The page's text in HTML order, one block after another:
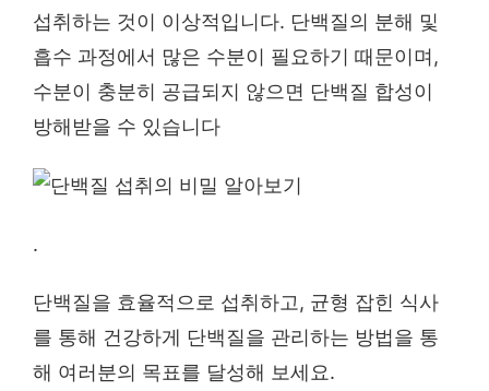
섭취하는 것이 이상적입니다. 단백질의 분해 및
흡수 과정에서 많은 수분이 필요하기 때문이며,
수분이 충분히 공급되지 않으면 단백질 합성이
방해받을 수 있습니다
.
단백질을 효율적으로 섭취하고, 균형 잡힌 식사
를 통해 건강하게 단백질을 관리하는 방법을 통
해 여러분의 목표를 달성해 보세요.